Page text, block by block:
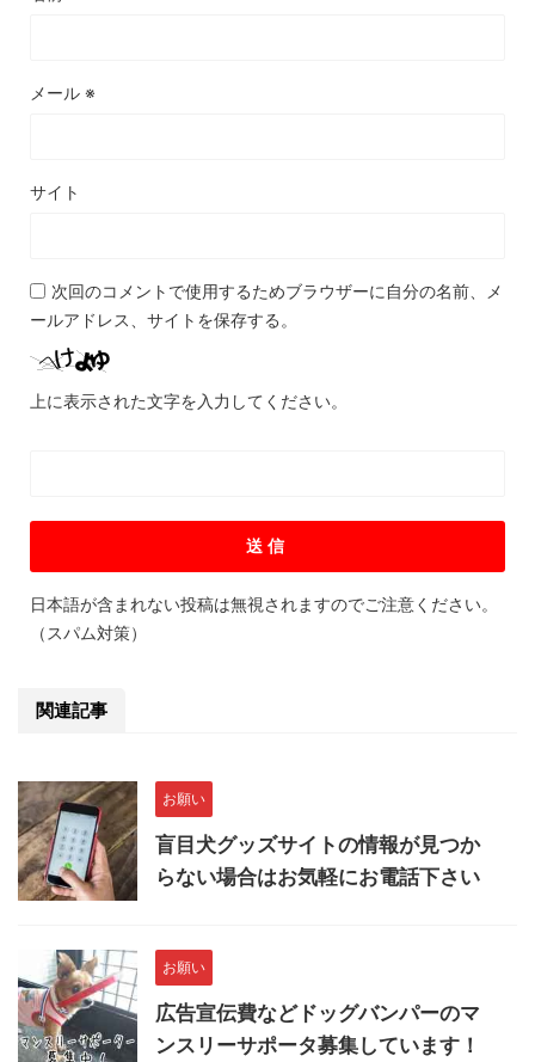
メール ※
サイト
次回のコメントで使用するためブラウザーに自分の名前、メ
ールアドレス、サイトを保存する。
上に表示された文字を入力してください。
日本語が含まれない投稿は無視されますのでご注意ください。
（スパム対策）
関連記事
お願い
盲目犬グッズサイトの情報が見つか
らない場合はお気軽にお電話下さい
お願い
広告宣伝費などドッグバンパーのマ
ンスリーサポータ募集しています！